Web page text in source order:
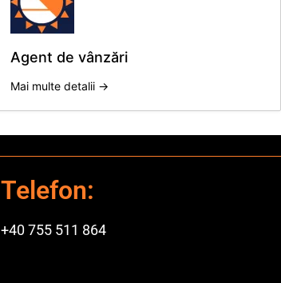
Agent de vânzări
Mai multe detalii
Telefon:
+40 755 511 864